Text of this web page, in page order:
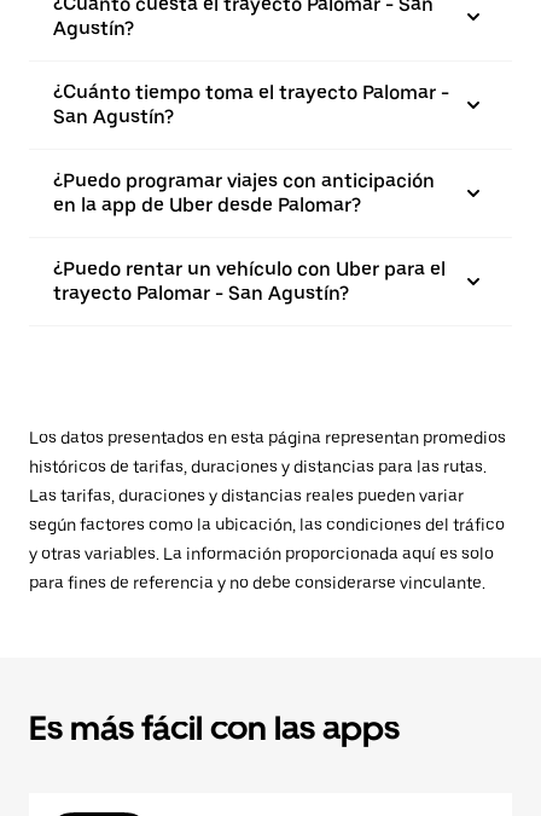
Agustín?
¿Cuánto tiempo toma el trayecto Palomar -
San Agustín?
¿Puedo programar viajes con anticipación
en la app de Uber desde Palomar?
¿Puedo rentar un vehículo con Uber para el
trayecto Palomar - San Agustín?
Los datos presentados en esta página representan promedios
históricos de tarifas, duraciones y distancias para las rutas.
Las tarifas, duraciones y distancias reales pueden variar
según factores como la ubicación, las condiciones del tráfico
y otras variables. La información proporcionada aquí es solo
para fines de referencia y no debe considerarse vinculante.
Es más fácil con las apps